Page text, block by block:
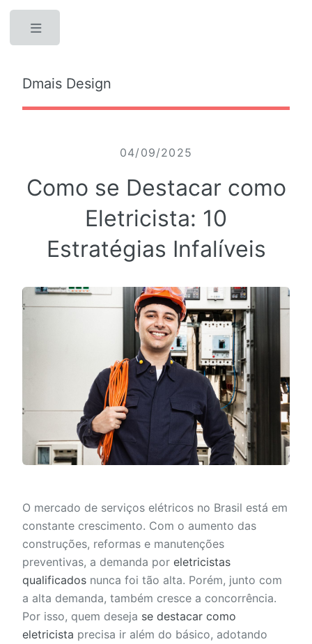
Dmais Design
04/09/2025
Como se Destacar como
Eletricista: 10
Estratégias Infalíveis
O mercado de serviços elétricos no Brasil está em
constante crescimento. Com o aumento das
construções, reformas e manutenções
preventivas, a demanda por eletricistas
qualificados nunca foi tão alta. Porém, junto com
a alta demanda, também cresce a concorrência.
Por isso, quem deseja se destacar como
eletricista precisa ir além do básico, adotando